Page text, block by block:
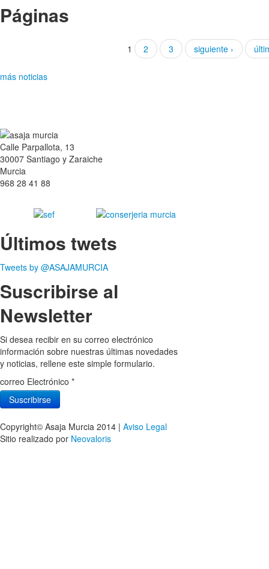
Páginas
1 2 3 siguiente ›
más noticias
Calle Parpallota, 13
30007 Santiago y Zaraiche
Murcia
968 28 41 88
Últimos twets
Tweets by @ASAJAMURCIA
Suscribirse al
Newsletter
Si desea recibir en su correo electrónico
información sobre nuestras últimas novedades
y noticias, rellene este simple formulario.
correo Electrónico *
Copyright© Asaja Murcia 2014 | Aviso Legal
Sitio realizado por Neovaloris